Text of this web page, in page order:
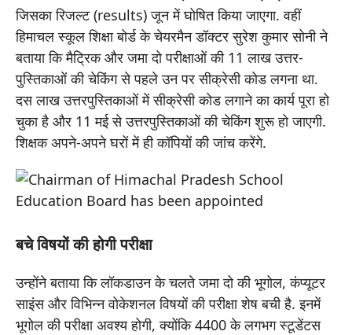
जिसका रिजल्ट (results) जून में घोषित किया जाएगा. वहीं
हिमाचल स्कूल शिक्षा बोर्ड के चेयरमैन डॉक्‍टर सुरेश कुमार सोनी ने
बताया कि मैट्रिक और जमा दो परीक्षाओं की 11 लाख उत्तर-
पुस्तिकाओं की चेकिंग से पहले उन पर सीक्रेसी कोड लगना था.
दस लाख उत्तरपुस्तिकाओं में सीक्रेसी कोड लगाने का कार्य पूरा हो
चुका है और 11 मई से उत्तरपुस्तिकाओं की चेकिंग शुरू हो जाएगी.
शिक्षक अपने-अपने घरों में ही कॉपियों की जांच करेंगे.
बचे विषयों की होगी परीक्षा
उन्होंने बताया कि लॉकडाउन के चलते जमा दो की भूगोल, कंप्यूटर
साइंस और विभिन्न वोकेशनल विषयों की परीक्षा शेष बची है. इनमें
भूगोल की परीक्षा अवश्य होगी, क्योंकि 4400 के लगभग स्टूडेंटस